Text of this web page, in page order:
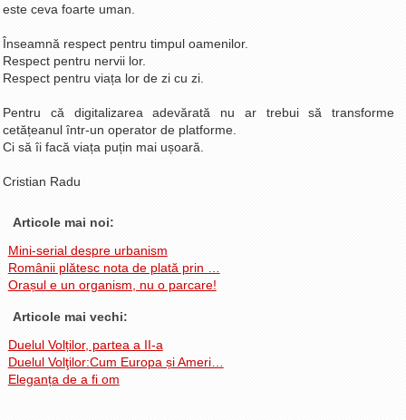
este ceva foarte uman.
Înseamnă respect pentru timpul oamenilor.
Respect pentru nervii lor.
Respect pentru viața lor de zi cu zi.
Pentru că digitalizarea adevărată nu ar trebui să transforme
cetățeanul într-un operator de platforme.
Ci să îi facă viața puțin mai ușoară.
Cristian Radu
Articole mai noi:
Mini-serial despre urbanism
Românii plătesc nota de plată prin …
Orașul e un organism, nu o parcare!
Articole mai vechi:
Duelul Volților, partea a II-a
Duelul Volţilor:Cum Europa și Ameri…
Eleganța de a fi om